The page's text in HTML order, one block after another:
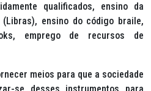
qualificados, ensino da
ensino do código braile,
, emprego de recursos de
meios para que a sociedade